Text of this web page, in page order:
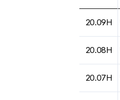
20.09H
20.08H
20.07H